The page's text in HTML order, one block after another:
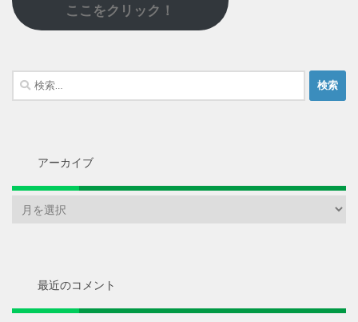
ここをクリック！
検
索:
アーカイブ
最近のコメント